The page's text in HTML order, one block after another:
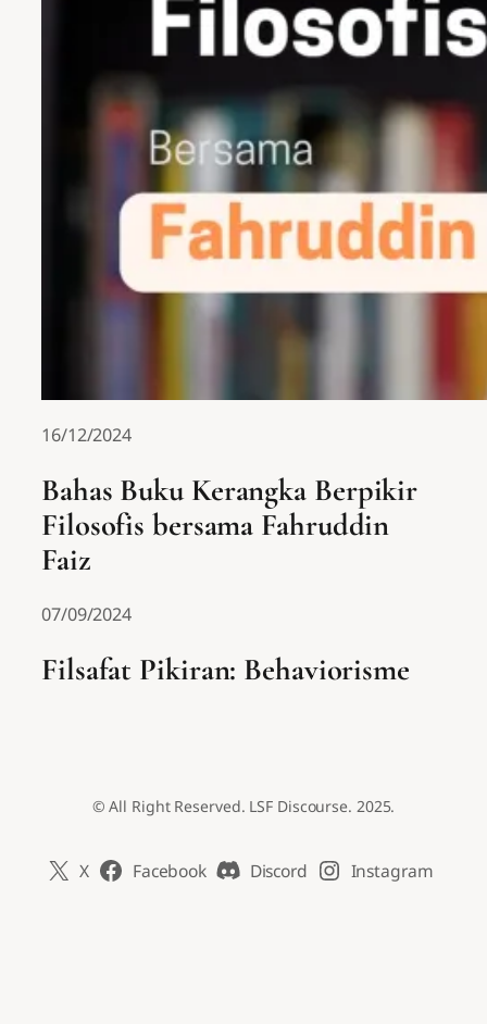
16/12/2024
Bahas Buku Kerangka Berpikir
Filosofis bersama Fahruddin
Faiz
07/09/2024
Filsafat Pikiran: Behaviorisme
© All Right Reserved. LSF Discourse. 2025.
X Facebook Discord Instagram